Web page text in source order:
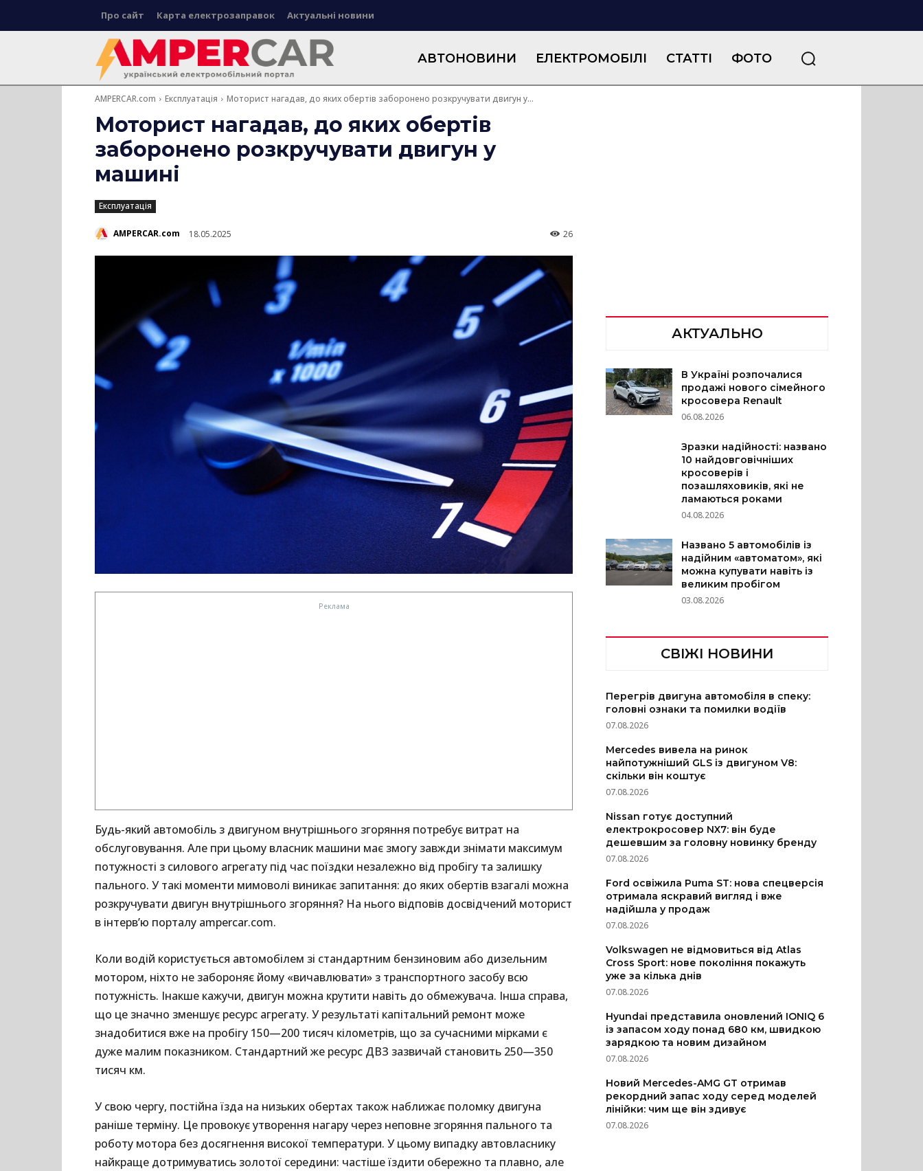
Про сайт Карта електрозаправок Актуальні новини
АВТОНОВИНИ ЕЛЕКТРОМОБІЛІ СТАТТІ ФОТО
AMPERCAR.com Експлуатація Моторист нагадав, до яких обертів заборонено розкручувати двигун у...
Моторист нагадав, до яких обертів
заборонено розкручувати двигун у
машині
Експлуатація
AMPERCAR.com 18.05.2025 26
Будь-який автомобіль з двигуном внутрішнього згоряння потребує витрат на
обслуговування. Але при цьому власник машини має змогу завжди знімати максимум
потужності з силового агрегату під час поїздки незалежно від пробігу та залишку
пального. У такі моменти мимоволі виникає запитання: до яких обертів взагалі можна
розкручувати двигун внутрішнього згоряння? На нього відповів досвідчений моторист
в інтерв’ю порталу ampercar.com.
Коли водій користується автомобілем зі стандартним бензиновим або дизельним
мотором, ніхто не забороняє йому «вичавлювати» з транспортного засобу всю
потужність. Інакше кажучи, двигун можна крутити навіть до обмежувача. Інша справа,
що це значно зменшує ресурс агрегату. У результаті капітальний ремонт може
знадобитися вже на пробігу 150—200 тисяч кілометрів, що за сучасними мірками є
дуже малим показником. Стандартний же ресурс ДВЗ зазвичай становить 250—350
тисяч км.
У свою чергу, постійна їзда на низьких обертах також наближає поломку двигуна
раніше терміну. Це провокує утворення нагару через неповне згоряння пального та
роботу мотора без досягнення високої температури. У цьому випадку автовласнику
найкраще дотримуватись золотої середини: частіше їздити обережно та плавно, але
АКТУАЛЬНО
В Україні розпочалися
продажі нового сімейного
кросовера Renault
06.08.2026
Зразки надійності: названо
10 найдовговічніших
кросоверів і
позашляховиків, які не
ламаються роками
04.08.2026
Названо 5 автомобілів із
надійним «автоматом», які
можна купувати навіть із
великим пробігом
03.08.2026
СВІЖІ НОВИНИ
Перегрів двигуна автомобіля в спеку:
головні ознаки та помилки водіїв
07.08.2026
Mercedes вивела на ринок
найпотужніший GLS із двигуном V8:
скільки він коштує
07.08.2026
Nissan готує доступний
електрокросовер NX7: він буде
дешевшим за головну новинку бренду
07.08.2026
Ford освіжила Puma ST: нова спецверсія
отримала яскравий вигляд і вже
надійшла у продаж
07.08.2026
Volkswagen не відмовиться від Atlas
Cross Sport: нове покоління покажуть
уже за кілька днів
07.08.2026
Hyundai представила оновлений IONIQ 6
із запасом ходу понад 680 км, швидкою
зарядкою та новим дизайном
07.08.2026
Новий Mercedes-AMG GT отримав
рекордний запас ходу серед моделей
лінійки: чим ще він здивує
07.08.2026